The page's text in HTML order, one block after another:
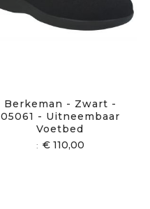
Berkeman - Zwart -
05061 - Uitneembaar
Voetbed
€ 110,00